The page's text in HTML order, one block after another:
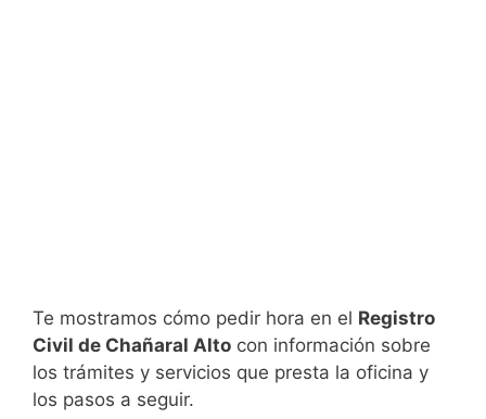
Te mostramos cómo pedir hora en el Registro
Civil de Chañaral Alto con información sobre
los trámites y servicios que presta la oficina y
los pasos a seguir.